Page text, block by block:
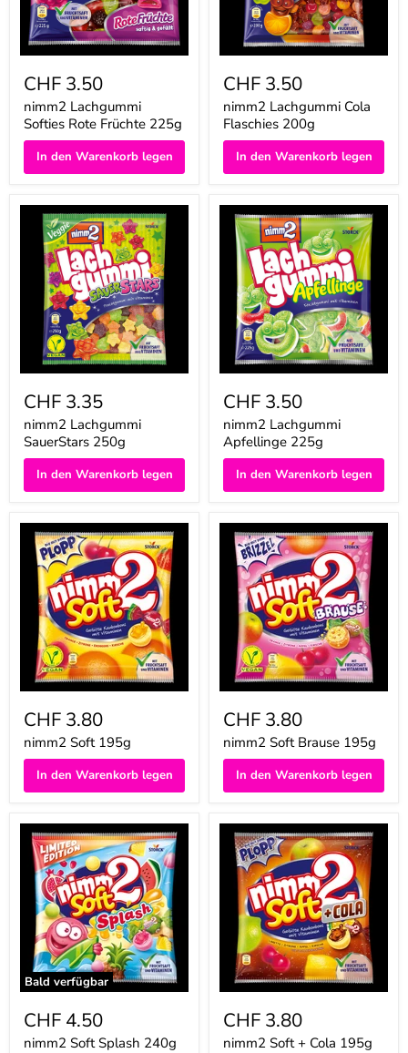
CHF 3.50
nimm2 Lachgummi
Softies Rote Früchte 225g
In den Warenkorb legen
CHF 3.50
nimm2 Lachgummi Cola
Flaschies 200g
In den Warenkorb legen
nimm2
Lachgummi
SauerStars
250g
CHF 3.35
nimm2 Lachgummi
SauerStars 250g
In den Warenkorb legen
nimm2
Lachgummi
Apfellinge
225g
CHF 3.50
nimm2 Lachgummi
Apfellinge 225g
In den Warenkorb legen
nimm2
Soft
195g
CHF 3.80
nimm2 Soft 195g
In den Warenkorb legen
nimm2
Soft
Brause
195g
CHF 3.80
nimm2 Soft Brause 195g
In den Warenkorb legen
Bald verfügbar
nimm2
Soft
Splash
240g
CHF 4.50
nimm2 Soft Splash 240g
nimm2
Soft
Cola
195g
CHF 3.80
nimm2 Soft + Cola 195g